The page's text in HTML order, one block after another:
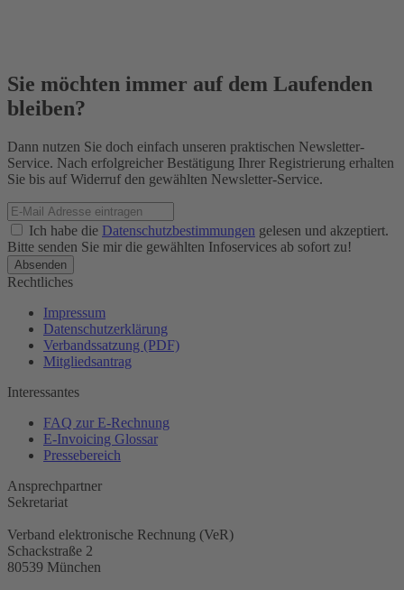
Sie möchten immer auf dem Laufenden
bleiben?
Dann nutzen Sie doch einfach unseren praktischen Newsletter-
Service. Nach erfolgreicher Bestätigung Ihrer Registrierung erhalten
Sie bis auf Widerruf den gewählten Newsletter-Service.
Ich habe die Datenschutzbestimmungen gelesen und akzeptiert.
Bitte senden Sie mir die gewählten Infoservices ab sofort zu!
Rechtliches
Impressum
Datenschutzerklärung
Verbandssatzung (PDF)
Mitgliedsantrag
Interessantes
FAQ zur E-Rechnung
E-Invoicing Glossar
Pressebereich
Ansprechpartner
Sekretariat
Verband elektronische Rechnung (VeR)
Schackstraße 2
80539 München